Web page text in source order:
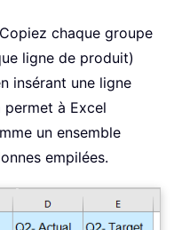
Copiez chaque groupe
ligne de produit)
insérant une ligne
à Excel
un ensemble
empilées.